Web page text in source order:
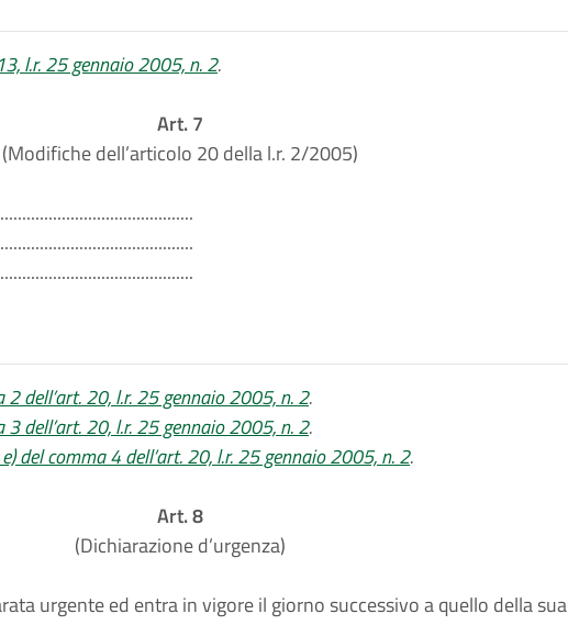
l.r. 25 gennaio 2005, n. 2.
Art. 7
(Modifiche dell’articolo 20 della l.r. 2/2005)
2 dell’art. 20, l.r. 25 gennaio 2005, n. 2.
3 dell’art. 20, l.r. 25 gennaio 2005, n. 2.
del comma 4 dell’art. 20, l.r. 25 gennaio 2005, n. 2.
Art. 8
(Dichiarazione d’urgenza)
urgente ed entra in vigore il giorno successivo a quello della sua